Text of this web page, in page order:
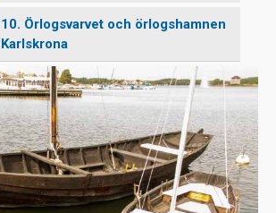
10. Örlogsvarvet och örlogshamnen
Karlskrona